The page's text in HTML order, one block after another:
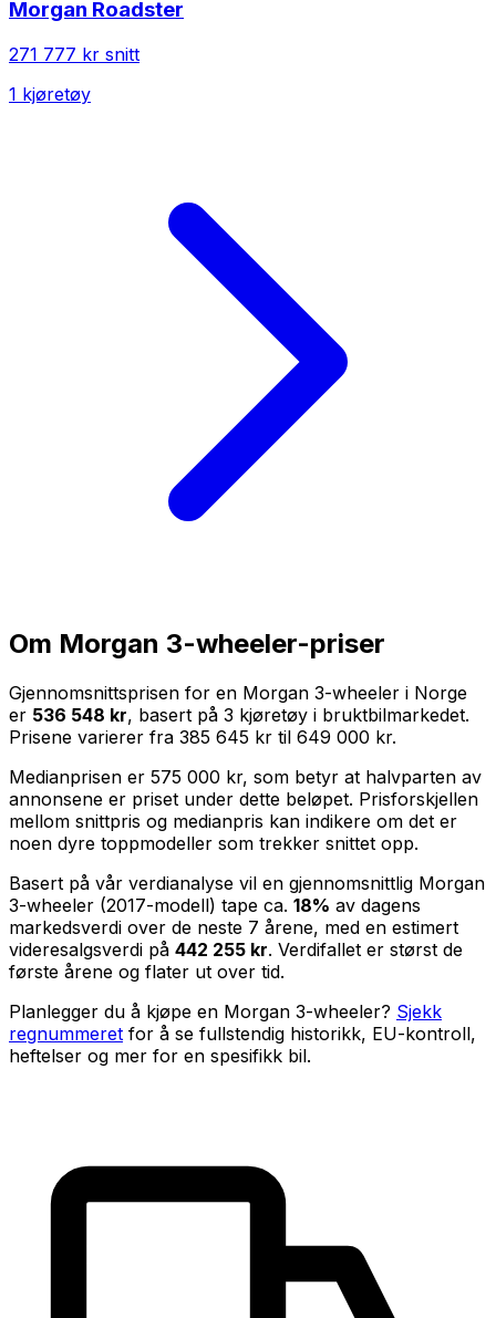
Morgan Roadster
271 777 kr snitt
1 kjøretøy
Om Morgan 3-wheeler-priser
Gjennomsnittsprisen for en Morgan 3-wheeler i Norge
er 536 548 kr, basert på 3 kjøretøy i bruktbilmarkedet.
Prisene varierer fra 385 645 kr til 649 000 kr.
Medianprisen er 575 000 kr, som betyr at halvparten av
annonsene er priset under dette beløpet. Prisforskjellen
mellom snittpris og medianpris kan indikere om det er
noen dyre toppmodeller som trekker snittet opp.
Basert på vår verdianalyse vil en gjennomsnittlig Morgan
3-wheeler (2017-modell) tape ca. 18% av dagens
markedsverdi over de neste 7 årene, med en estimert
videresalgsverdi på 442 255 kr. Verdifallet er størst de
første årene og flater ut over tid.
Planlegger du å kjøpe en Morgan 3-wheeler? Sjekk
regnummeret for å se fullstendig historikk, EU-kontroll,
heftelser og mer for en spesifikk bil.